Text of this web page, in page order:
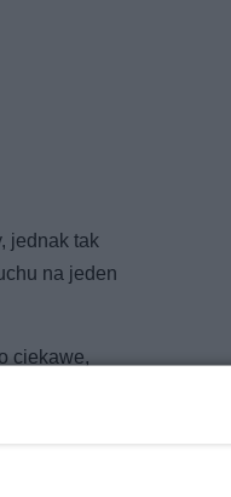
jednak tak
na jeden
ciekawe,
i